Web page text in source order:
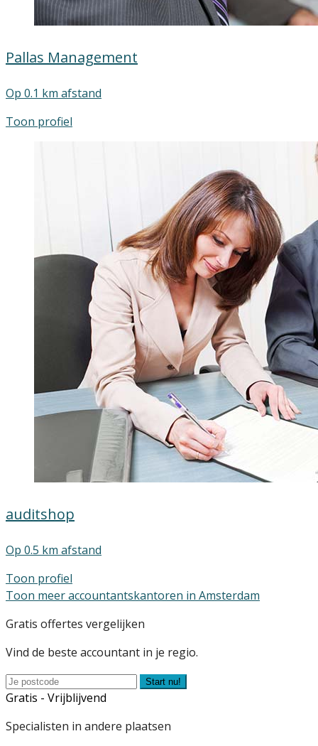
Pallas Management
Op 0.1 km afstand
Toon profiel
auditshop
Op 0.5 km afstand
Toon profiel
Toon meer accountantskantoren in Amsterdam
Gratis offertes vergelijken
Vind de beste accountant in je regio.
Start nu!
Gratis - Vrijblijvend
Specialisten in andere plaatsen